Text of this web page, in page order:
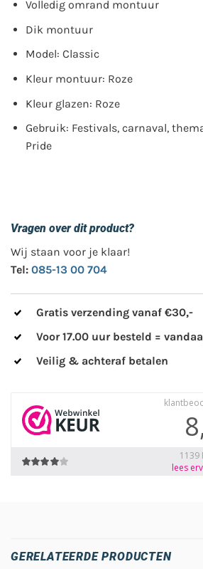
Volledig omrand montuur
Dik montuur
Model: Classic
Kleur montuur: Roze
Kleur glazen: Roze
Gebruik: Festivals, carnaval,
Pride
Vragen over dit product?
Wij staan voor je klaar!
Tel: 085-13 00 704
Gratis verzending vanaf €30,-
Voor 17.00 uur besteld =
Veilig & achteraf betalen
GERELATEERDE PRODUCTEN